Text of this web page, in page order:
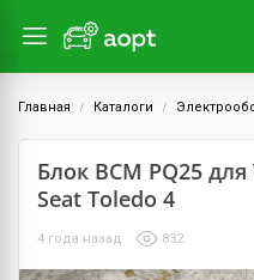
Главная Каталоги
Блок BCM PQ25
Seat Toledo 4
4 года назад 832